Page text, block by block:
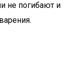
не погибают и